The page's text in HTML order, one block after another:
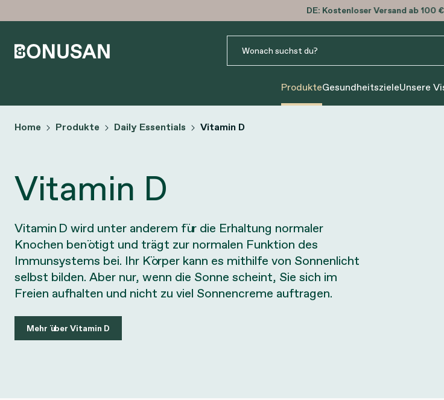
DE: KostenloserVersand ab 100
ProdukteGesundheitszieleUnsere
Home Produkte Daily Essentials Vitamin D
Vitamin D
Vitamin D wird unter anderem für die Erhaltung normaler
Knochen benötigt und trägt zur normalen Funktion des
Immunsystems bei. Ihr Körper kann es mithilfe von Sonnenlicht
selbst bilden. Aber nur, wenn die Sonne scheint, Sie sich im
Freien aufhalten und nicht zu viel Sonnencreme auftragen.
Mehr über Vitamin D